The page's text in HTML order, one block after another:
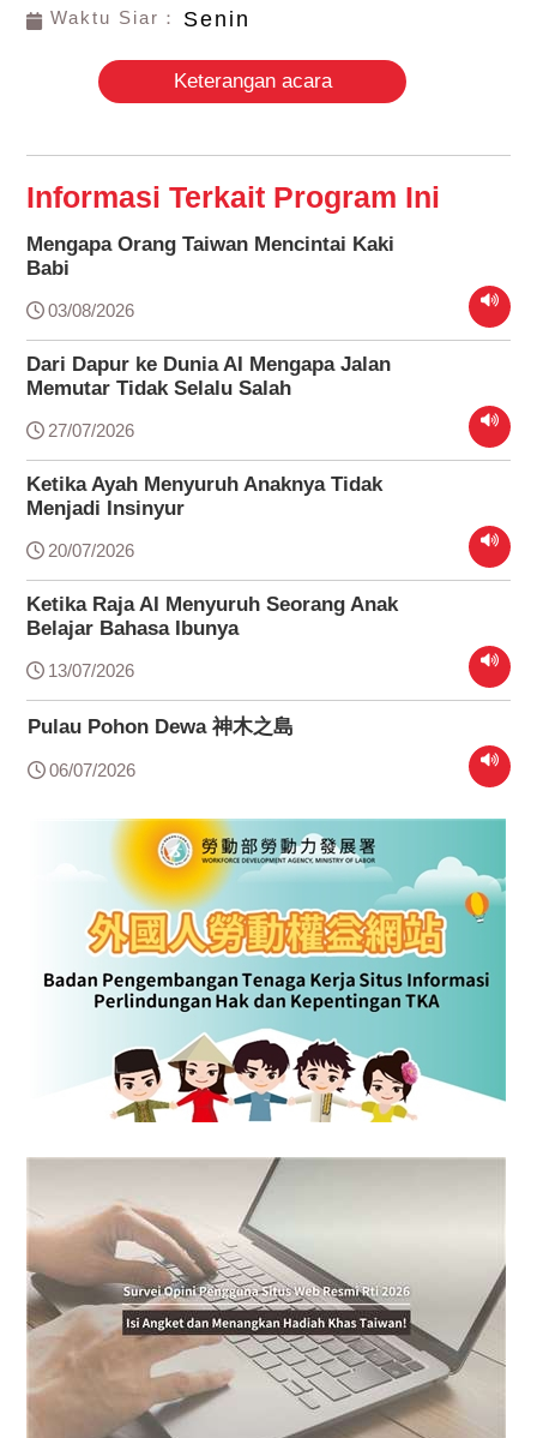
Waktu Siar： Senin
Keterangan acara
Informasi Terkait Program Ini
Mengapa Orang Taiwan Mencintai Kaki
Babi
03/08/2026
Dari Dapur ke Dunia AI Mengapa Jalan
Memutar Tidak Selalu Salah
27/07/2026
Ketika Ayah Menyuruh Anaknya Tidak
Menjadi Insinyur
20/07/2026
Ketika Raja AI Menyuruh Seorang Anak
Belajar Bahasa Ibunya
13/07/2026
Pulau Pohon Dewa 神木之島
06/07/2026